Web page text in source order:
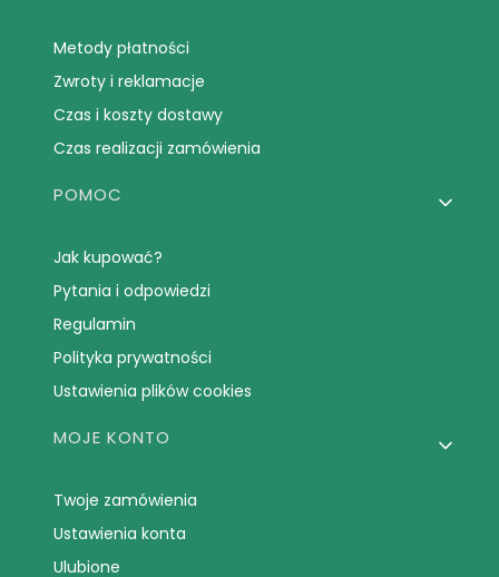
Metody płatności
Zwroty i reklamacje
Czas i koszty dostawy
Czas realizacji zamówienia
POMOC
Jak kupować?
Pytania i odpowiedzi
Regulamin
Polityka prywatności
Ustawienia plików cookies
MOJE KONTO
Twoje zamówienia
Ustawienia konta
Ulubione